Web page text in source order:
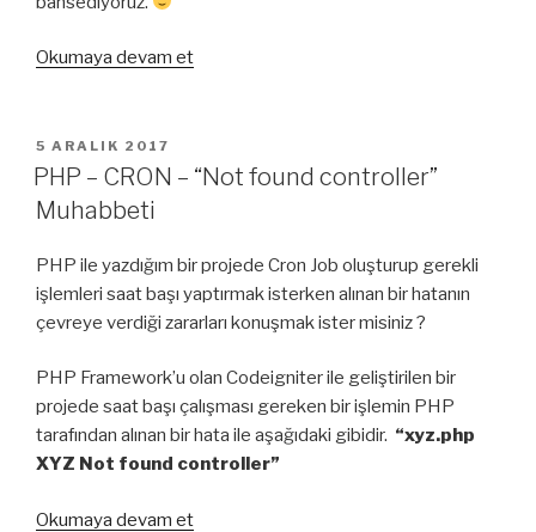
Okumaya devam et“Basit
Yapabiliriz
YAYIM
TARIHI
5 ARALIK 2017
PHP – CRON – “Not found controller”
Muhabbeti
PHP ile yazdığım bir projede Cron Job oluşturup gerekli
işlemleri saat başı yaptırmak isterken alınan bir hatanın
çevreye verdiği zararları konuşmak ister misiniz ?
PHP Framework’u olan Codeigniter ile geliştirilen bir
projede saat başı çalışması gereken bir işlemin PHP
tarafından alınan bir hata ile aşağıdaki gibidir. “xyz.php
XYZ Not found controller”
Okumaya devam et“PHP